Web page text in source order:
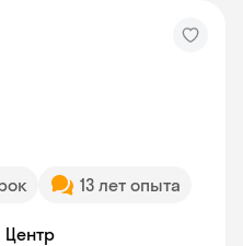
13 лет опыта
Центр